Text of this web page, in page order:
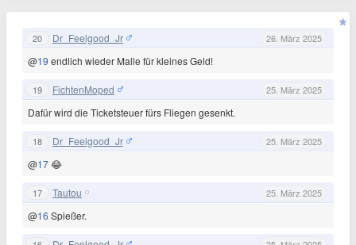
20 Dr_Feelgood_Jr 26. März 2025
@19 endlich wieder Malle für kleines Geld!
19 FichtenMoped 25. März 2025
Dafür wird die Ticketsteuer fürs Fliegen gesenkt.
18 Dr_Feelgood_Jr 25. März 2025
@17😂
17 Tautou 25. März 2025
@16 Spießer.